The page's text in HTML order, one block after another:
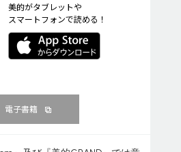
美的がタブレットや
スマートフォンで読める！
電子書籍